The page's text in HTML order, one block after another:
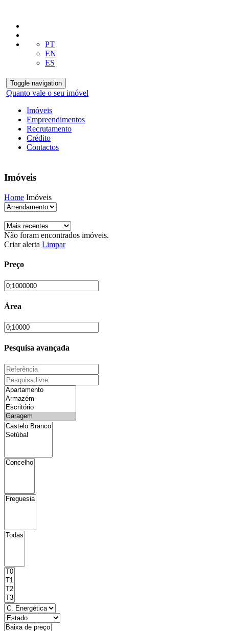
PT
EN
ES
Toggle navigation
Quanto vale o seu imóvel
Imóveis
Empreendimentos
Recrutamento
Crédito
Contactos
Imóveis
Home Imóveis
Não foram encontrados imóveis.
Criar alerta Limpar
Preço
Área
Pesquisa avançada